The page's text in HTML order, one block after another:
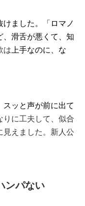
ました。「ロマノ
、滑舌が悪くて、知
は 上手なのに、な
ッと声が前に出て
りに工夫して、似合
見えました。新人公
ンパない